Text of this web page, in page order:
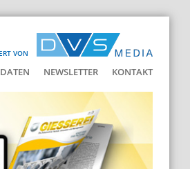
VON
NEWSLETTER KONTAKT